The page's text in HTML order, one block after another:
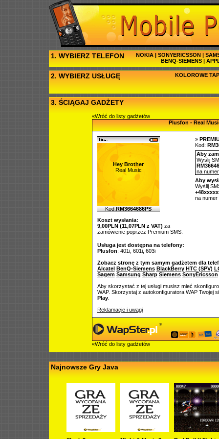
1. WYBIERZ TELEFON NOKIA | SONYERICSSON |
BENQ-SIEMENS |
2. WYBIERZ USŁUGĘ KOLOROWE
3. ŚCIĄGAJ GADŻETY
«Wróć do listy gadżetów
Plusfon - Real
Hey Brother
Real Music
Kod:RM3664686PS
Koszt wysłania:
9,00PLN (11,07PLN z VAT) za
zamówienie poprzez Premium SMS.
»
Kod:
Aby
Wyślij
na
Aby
Wyślij
na numer
Usługa jest dostępna na telefony:
Plusfon: 401i, 601i, 603i
Zobacz stronę z tym samym gadżetem dla
Alcatel BenQ-Siemens BlackBerry HTC (SPV)
Sagem Samsung Sharp Siemens SonyEricsson
Aby skorzystać z tej usługi musisz mieć
WAP. Skorzystaj z autokonfiguratora WAP Twojej
Play.
Reklamacje i uwagi
«Wróć do listy gadżetów
Najnowsze Gry Java